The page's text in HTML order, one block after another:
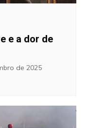
e a dor de
de 2025